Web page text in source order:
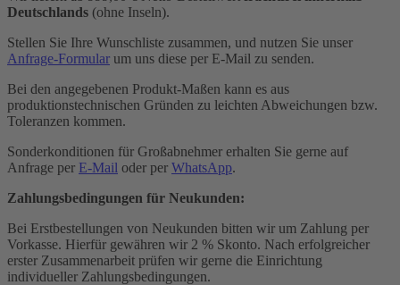
Deutschlands (ohne Inseln).
Stellen Sie Ihre Wunschliste zusammen, und nutzen Sie unser
Anfrage-Formular um uns diese per E-Mail zu senden.
Bei den angegebenen Produkt-Maßen kann es aus
produktionstechnischen Gründen zu leichten Abweichungen bzw.
Toleranzen kommen.
Sonderkonditionen für Großabnehmer erhalten Sie gerne auf
Anfrage per E-Mail oder per WhatsApp.
Zahlungsbedingungen für Neukunden:
Bei Erstbestellungen von Neukunden bitten wir um Zahlung per
Vorkasse. Hierfür gewähren wir 2 % Skonto. Nach erfolgreicher
erster Zusammenarbeit prüfen wir gerne die Einrichtung
individueller Zahlungsbedingungen.